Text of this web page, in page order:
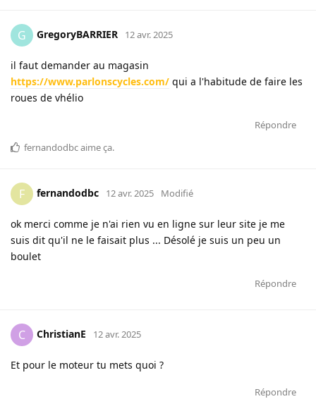
G GregoryBARRIER 12 avr. 2025
il faut demander au magasin
https://www.parlonscycles.com/ qui a l'habitude de faire les
roues de vhélio
Répondre
fernandodbcaime ça.
F fernandodbc 12 avr. 2025 Modifié
ok merci comme je n'ai rien vu en ligne sur leur site je me
suis dit qu'il ne le faisait plus ... Désolé je suis un peu un
boulet
Répondre
C ChristianE 12 avr. 2025
Et pour le moteur tu mets quoi ?
Répondre